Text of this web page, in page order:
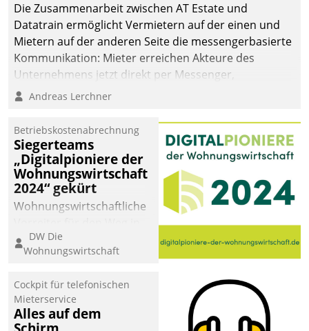
Die Zusammenarbeit zwischen AT Estate und
Datatrain ermöglicht Vermietern auf der einen und
Mietern auf der anderen Seite die messengerbasierte
Kommunikation: Mieter erreichen Akteure des
Unternehmens jetzt direkt per Messenger,
Mitarbeiter oder Dienstleister empfangen oder
Andreas Lerchner
Betriebskostenabrechnung
Siegerteams
„Digitalpioniere der
Wohnungswirtschaft
2024“ gekürt
Wohnungswirtschaftliche
eine digitale Zukunft zu
finden, ist das Ziel des
der
Wohnungswirtschaft“.
Bewerben können sich
DW Die
Wohnungswirtschaft
Cockpit für telefonischen
Mieterservice
Alles auf dem